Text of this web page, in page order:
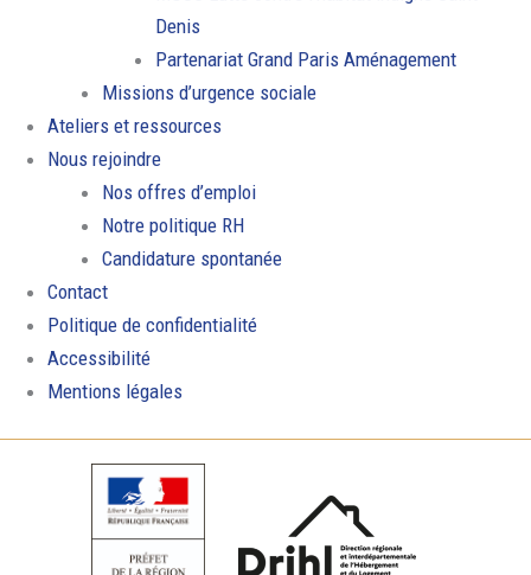
Denis
Partenariat Grand Paris Aménagement
Missions d’urgence sociale
Ateliers et ressources
Nous rejoindre
Nos offres d’emploi
Notre politique RH
Candidature spontanée
Contact
Politique de confidentialité
Accessibilité
Mentions légales